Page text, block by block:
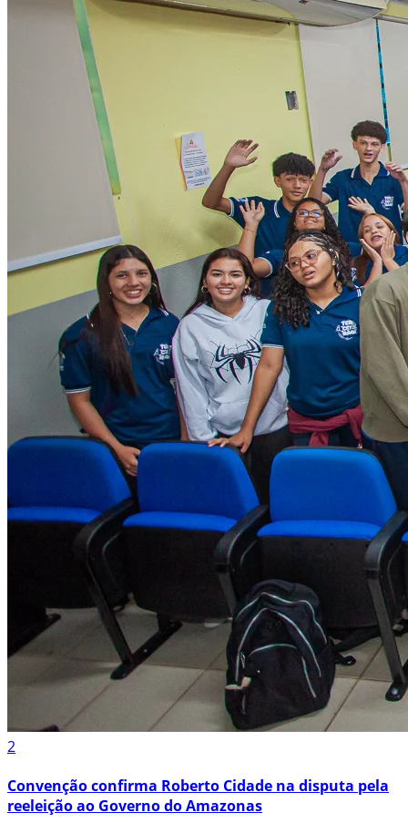
2
Convenção confirma Roberto Cidade na disputa pela
reeleição ao Governo do Amazonas